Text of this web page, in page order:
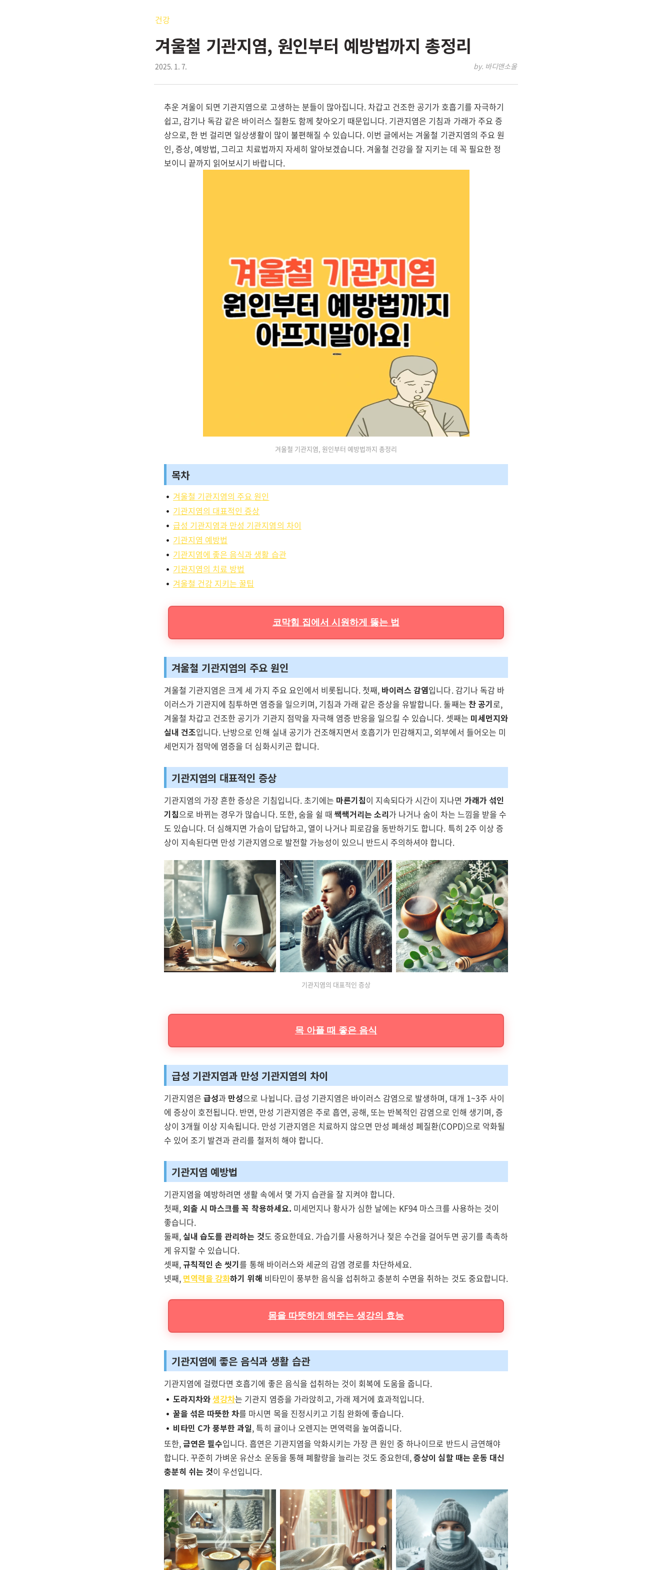
건강
겨울철 기관지염, 원인부터 예방법까지 총정리
2025. 1. 7. by. 바디앤소울
추운 겨울이 되면 기관지염으로 고생하는 분들이 많아집니다. 차갑고 건조한 공기가 호흡기를 자극하기
쉽고, 감기나 독감 같은 바이러스 질환도 함께 찾아오기 때문입니다. 기관지염은 기침과 가래가 주요 증
상으로, 한 번 걸리면 일상생활이 많이 불편해질 수 있습니다. 이번 글에서는 겨울철 기관지염의 주요 원
인, 증상, 예방법, 그리고 치료법까지 자세히 알아보겠습니다. 겨울철 건강을 잘 지키는 데 꼭 필요한 정
보이니 끝까지 읽어보시기 바랍니다.
겨울철 기관지염, 원인부터 예방법까지 총정리
목차
겨울철 기관지염의 주요 원인
기관지염의 대표적인 증상
급성 기관지염과 만성 기관지염의 차이
기관지염 예방법
기관지염에 좋은 음식과 생활 습관
기관지염의 치료 방법
겨울철 건강 지키는 꿀팁
코막힘 집에서 시원하게 뚫는 법
겨울철 기관지염의 주요 원인
겨울철 기관지염은 크게 세 가지 주요 요인에서 비롯됩니다. 첫째, 바이러스 감염입니다. 감기나 독감 바
이러스가 기관지에 침투하면 염증을 일으키며, 기침과 가래 같은 증상을 유발합니다. 둘째는 찬 공기로,
겨울철 차갑고 건조한 공기가 기관지 점막을 자극해 염증 반응을 일으킬 수 있습니다. 셋째는 미세먼지와
실내 건조입니다. 난방으로 인해 실내 공기가 건조해지면서 호흡기가 민감해지고, 외부에서 들어오는 미
세먼지가 점막에 염증을 더 심화시키곤 합니다.
기관지염의 대표적인 증상
기관지염의 가장 흔한 증상은 기침입니다. 초기에는 마른기침이 지속되다가 시간이 지나면 가래가 섞인
기침으로 바뀌는 경우가 많습니다. 또한, 숨을 쉴 때 쌕쌕거리는 소리가 나거나 숨이 차는 느낌을 받을 수
도 있습니다. 더 심해지면 가슴이 답답하고, 열이 나거나 피로감을 동반하기도 합니다. 특히 2주 이상 증
상이 지속된다면 만성 기관지염으로 발전할 가능성이 있으니 반드시 주의하셔야 합니다.
기관지염의 대표적인 증상
목 아플 때 좋은 음식
급성 기관지염과 만성 기관지염의 차이
기관지염은급성과 만성으로 나뉩니다. 급성 기관지염은 바이러스 감염으로 발생하며, 대개 1~3주 사이
에 증상이 호전됩니다. 반면, 만성 기관지염은 주로 흡연, 공해, 또는 반복적인 감염으로 인해 생기며, 증
상이 3개월 이상 지속됩니다. 만성 기관지염은 치료하지 않으면 만성 폐쇄성 폐질환(COPD)으로 악화될
수 있어 조기 발견과 관리를 철저히 해야 합니다.
기관지염 예방법
기관지염을 예방하려면 생활 속에서 몇 가지 습관을 잘 지켜야 합니다.
첫째,외출 시 마스크를 꼭 착용하세요. 미세먼지나 황사가 심한 날에는 KF94 마스크를 사용하는 것이
좋습니다.
둘째,실내 습도를 관리하는 것도 중요한데요. 가습기를 사용하거나 젖은 수건을 걸어두면 공기를 촉촉하
게 유지할 수 있습니다.
셋째,규칙적인 손 씻기를 통해 바이러스와 세균의 감염 경로를 차단하세요.
넷째, 면역력을 강화하기 위해 비타민이 풍부한 음식을 섭취하고 충분히 수면을 취하는 것도 중요합니다.
몸을 따뜻하게 해주는 생강의 효능
기관지염에 좋은 음식과 생활 습관
기관지염에 걸렸다면 호흡기에 좋은 음식을 섭취하는 것이 회복에 도움을 줍니다.
도라지차와생강차는 기관지 염증을 가라앉히고, 가래 제거에 효과적입니다.
꿀을 섞은 따뜻한 차를 마시면 목을 진정시키고 기침 완화에 좋습니다.
비타민 C가 풍부한 과일, 특히 귤이나 오렌지는 면역력을 높여줍니다.
또한,금연은 필수입니다. 흡연은 기관지염을 악화시키는 가장 큰 원인 중 하나이므로 반드시 금연해야
합니다. 꾸준히 가벼운 유산소 운동을 통해 폐활량을 늘리는 것도 중요한데,증상이 심할 때는 운동 대신
충분히 쉬는 것이 우선입니다.